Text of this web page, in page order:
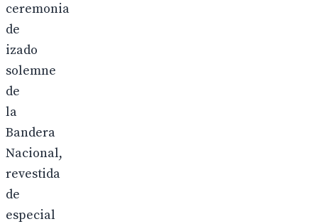
ceremonia
de
izado
solemne
de
la
Bandera
Nacional,
revestida
de
especial